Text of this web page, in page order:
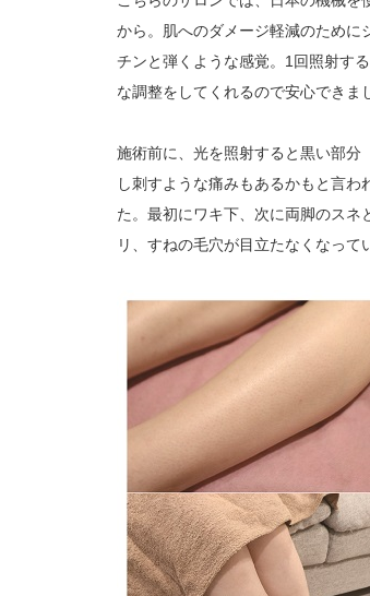
から。肌へのダメージ軽減のために
チンと弾くような感覚。1回照射す
な調整をしてくれるので安心できま
施術前に、光を照射すると黒い部分
し刺すような痛みもあるかもと言
た。最初にワキ下、次に両脚のス
リ、すねの毛穴が目立たなくなって